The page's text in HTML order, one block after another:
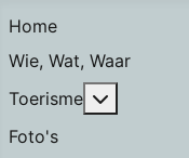
Home
Wie, Wat, Waar
Toerisme
Foto's